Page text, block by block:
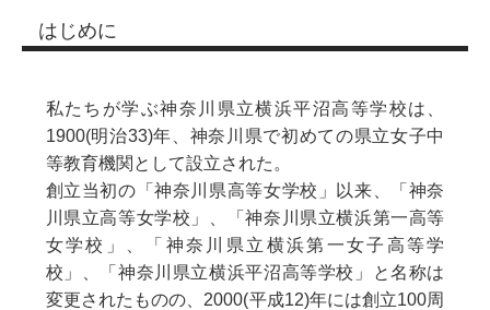
はじめに
私たちが学ぶ神奈川県立横浜平沼高等学校は、
1900(明治33)年、神奈川県で初めての県立女子中
等教育機関として設立された。
創立当初の「神奈川県高等女学校」以来、「神奈
川県立高等女学校」、「神奈川県立横浜第一高等
女学校」、「神奈川県立横浜第一女子高等学
校」、「神奈川県立横浜平沼高等学校」と名称は
変更されたものの、2000(平成12)年には創立100周